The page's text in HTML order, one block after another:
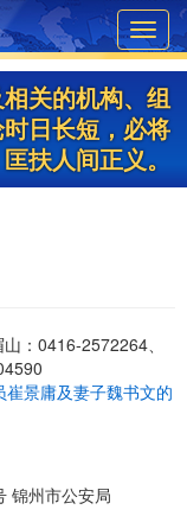
关的机构、组
日长短，必将
扶人间正义。
：0416-2572264、
景庸及妻子魏书文的
锦州市公安局